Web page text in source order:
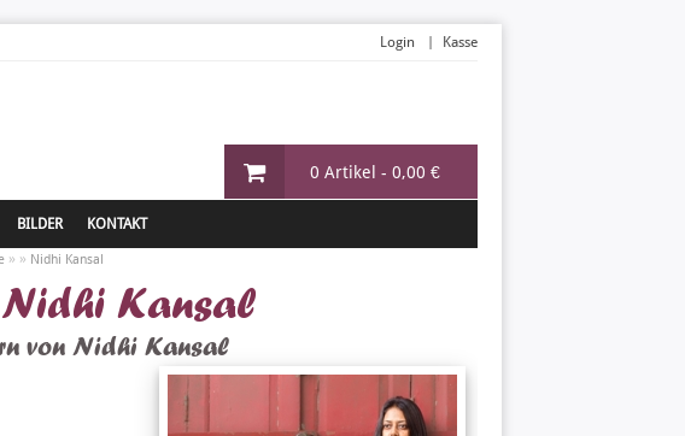
0 Artikel - 0,00 €
Login Kasse
BILDER KONTAKT
» » Nidhi Kansal
Nidhi Kansal
von Nidhi Kansal